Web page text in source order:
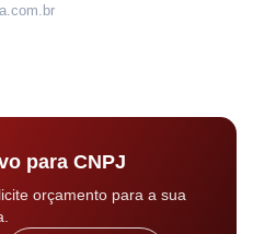
para CNPJ
orçamento para a sua